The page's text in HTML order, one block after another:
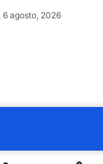
agosto, 2026